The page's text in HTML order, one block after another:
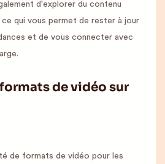
d'explorer du contenu
qui vous permet de rester à jour
et de vous connecter avec
de vidéo sur
de formats de vidéo pour les